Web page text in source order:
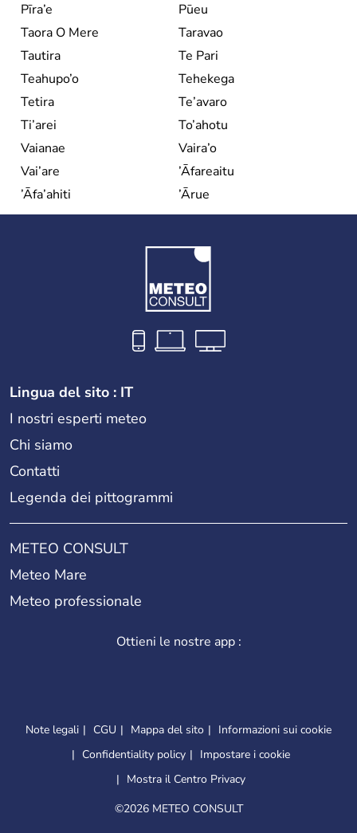
Pīra’e
Pūeu
Taora O Mere
Taravao
Tautira
Te Pari
Teahupo’o
Tehekega
Tetira
Te’avaro
Ti’arei
To’ahotu
Vaianae
Vaira’o
Vai’are
’Āfareaitu
’Āfa’ahiti
’Ārue
Lingua del sito : IT
I nostri esperti meteo
Chi siamo
Contatti
Legenda dei pittogrammi
METEO CONSULT
Meteo Mare
Meteo professionale
Ottieni le nostre app :
Note legali CGU Mappa del sito
Informazioni sui cookie
Confidentiality policy
Impostare i cookie
Mostra il Centro Privacy
©2026 METEO CONSULT